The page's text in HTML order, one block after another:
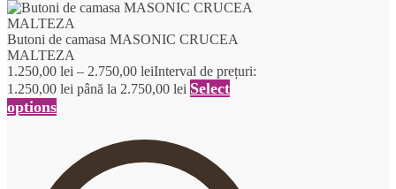
Butoni de camasa MASONIC CRUCEA
MALTEZA
1.250,00 lei – 2.750,00 leiInterval de prețuri:
1.250,00 lei până la 2.750,00 lei Select
options